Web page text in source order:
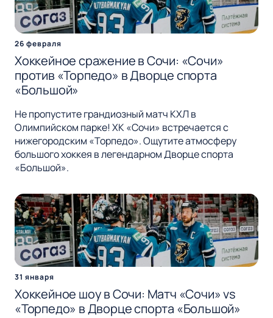
26 февраля
Хоккейное сражение в Сочи: «Сочи»
против «Торпедо» в Дворце спорта
«Большой»
Не пропустите грандиозный матч КХЛ в
Олимпийском парке! ХК «Сочи» встречается с
нижегородским «Торпедо». Ощутите атмосферу
большого хоккея в легендарном Дворце спорта
«Большой».
31 января
Хоккейное шоу в Сочи: Матч «Сочи» vs
«Торпедо» в Дворце спорта «Большой»